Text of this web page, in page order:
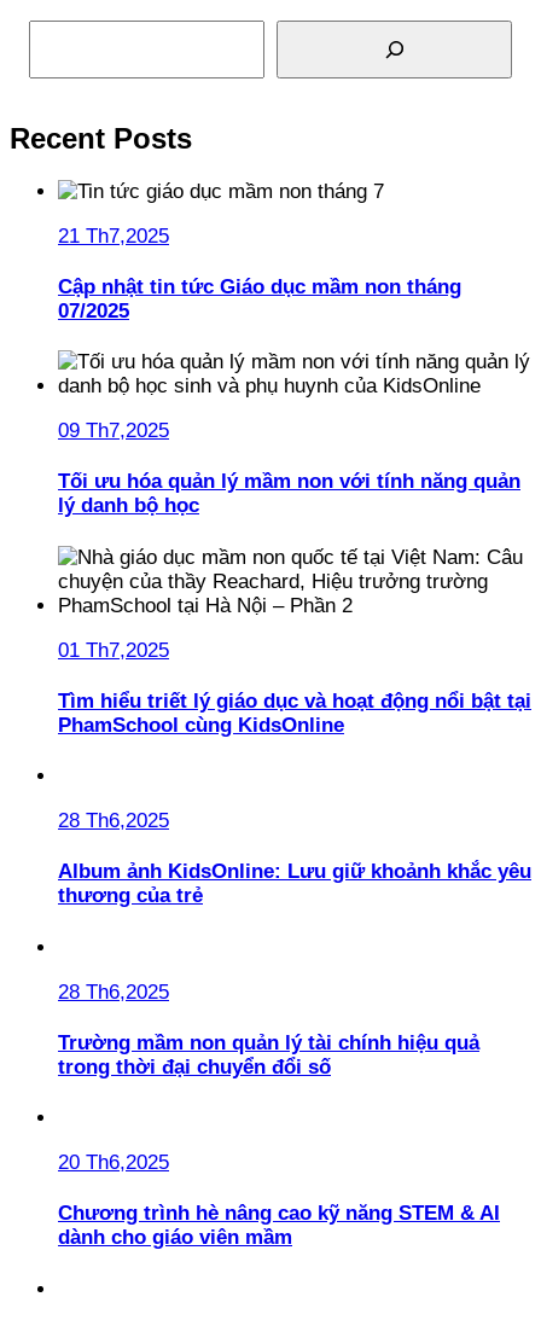
Tìm kiếm
Recent Posts
21 Th7,2025
Cập nhật tin tức Giáo dục mầm non tháng
07/2025
09 Th7,2025
Tối ưu hóa quản lý mầm non với tính năng quản
lý danh bộ học
01 Th7,2025
Tìm hiểu triết lý giáo dục và hoạt động nổi bật tại
PhamSchool cùng KidsOnline
28 Th6,2025
Album ảnh KidsOnline: Lưu giữ khoảnh khắc yêu
thương của trẻ
28 Th6,2025
Trường mầm non quản lý tài chính hiệu quả
trong thời đại chuyển đổi số
20 Th6,2025
Chương trình hè nâng cao kỹ năng STEM & AI
dành cho giáo viên mầm